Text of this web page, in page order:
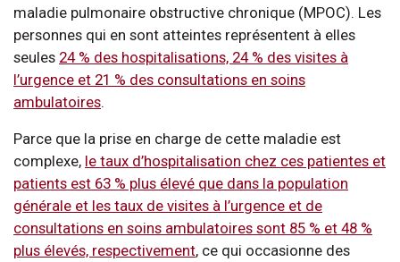
maladie pulmonaire obstructive chronique (MPOC). Les
personnes qui en sont atteintes représentent à elles
seules 24 % des hospitalisations, 24 % des visites à
l’urgence et 21 % des consultations en soins
ambulatoires.
Parce que la prise en charge de cette maladie est
complexe, le taux d’hospitalisation chez ces patientes et
patients est 63 % plus élevé que dans la population
générale et les taux de visites à l’urgence et de
consultations en soins ambulatoires sont 85 % et 48 %
plus élevés, respectivement, ce qui occasionne des